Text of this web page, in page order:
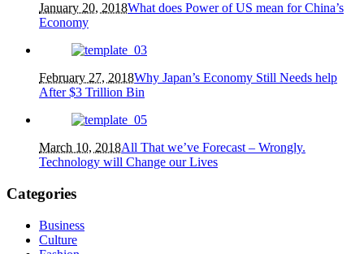
January 20, 2018What does Power of US mean for China’s
Economy
February 27, 2018Why Japan’s Economy Still Needs help
After $3 Trillion Bin
March 10, 2018All That we’ve Forecast – Wrongly.
Technology will Change our Lives
Categories
Business
Culture